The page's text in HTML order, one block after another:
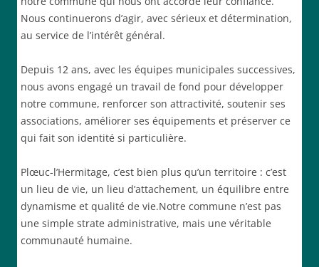
Nous continuerons d’agir, avec sérieux et détermination,
au service de l’intérêt général.
Depuis 12 ans, avec les équipes municipales successives,
nous avons engagé un travail de fond pour développer
notre commune, renforcer son attractivité, soutenir ses
associations, améliorer ses équipements et préserver ce
qui fait son identité si particulière.
Plœuc-l’Hermitage, c’est bien plus qu’un territoire : c’est
un lieu de vie, un lieu d’attachement, un équilibre entre
dynamisme et qualité de vie.Notre commune n’est pas
une simple strate administrative, mais une véritable
communauté humaine.